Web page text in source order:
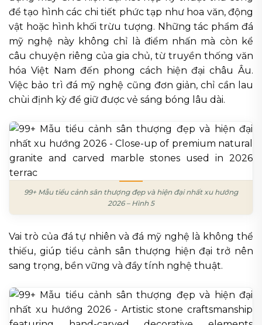
để tạo hình các chi tiết phức tạp như hoa văn, động
vật hoặc hình khối trừu tượng. Những tác phẩm đá
mỹ nghệ này không chỉ là điểm nhấn mà còn kể
câu chuyện riêng của gia chủ, từ truyền thống văn
hóa Việt Nam đến phong cách hiện đại châu Âu.
Việc bảo trì đá mỹ nghệ cũng đơn giản, chỉ cần lau
chùi định kỳ để giữ được vẻ sáng bóng lâu dài.
99+ Mẫu tiểu cảnh sân thượng đẹp và hiện đại nhất xu hướng
2026 – Hình 5
Vai trò của đá tự nhiên và đá mỹ nghệ là không thể
thiếu, giúp tiểu cảnh sân thượng hiện đại trở nên
sang trọng, bền vững và đầy tính nghệ thuật.